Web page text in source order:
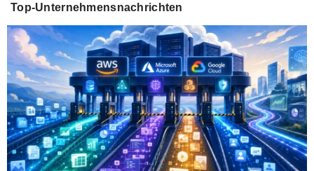
Top-Unternehmensnachrichten